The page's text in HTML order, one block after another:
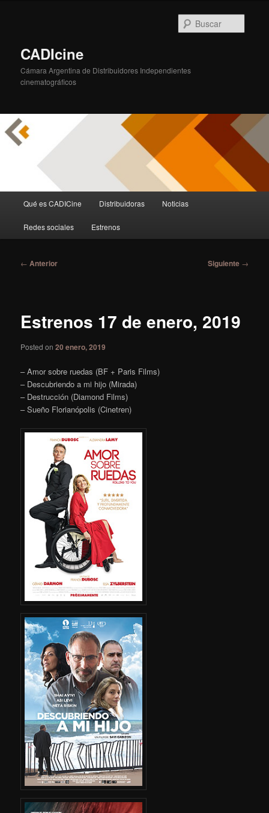
CADIcine
Cámara Argentina de Distribuidores Independientes
cinematográficos
principal
Qué es CADICine Distribuidoras Noticias
Redes sociales Estrenos
Navegación
← Anterior Siguiente →
Estrenos 17 de enero, 2019
Posted on20 enero, 2019
– Amor sobre ruedas (BF + Paris Films)
– Descubriendo a mi hijo (Mirada)
– Destrucción (Diamond Films)
– Sueño Florianópolis (Cinetren)